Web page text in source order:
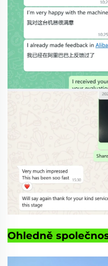
Ohledně